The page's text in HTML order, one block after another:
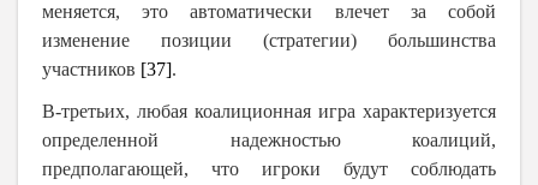
меняется, это автоматически влечет за собой
изменение позиции (стратегии) большинства
участников [37].
В-третьих, любая коалиционная игра характеризуется
определенной надежностью коалиций,
предполагающей, что игроки будут соблюдать